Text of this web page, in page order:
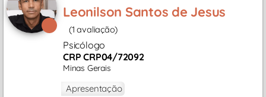
Leonilson Santos de Jesus
(1 avaliação)
Psicólogo
CRP CRP04/72092
Minas Gerais
Apresentação